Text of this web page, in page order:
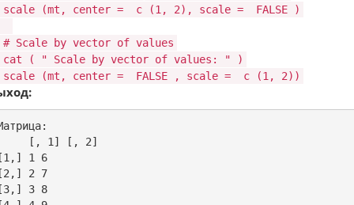
scale
(mt, center = c (1, 2), scale = FALSE )
# Scale by vector of values
cat
( " Scale by vector of values: "
)
scale
(mt, center = FALSE , scale = c (1, 2))
[, 1] [, 2]
1 6
2 7
3 8